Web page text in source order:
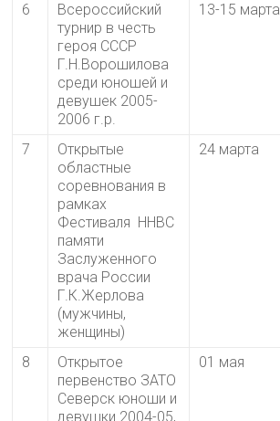
6
Всероссийский
турнир в честь
героя СССР
Г.Н.Ворошилова
среди юношей и
девушек 2005-
2006 г.р.
13-15 марта
7
Открытые
областные
соревнования в
рамках
Фестиваля ННВС
памяти
Заслуженного
врача России
Г.К.Жерлова
(мужчины,
женщины)
24 марта
8
Открытое
первенство ЗАТО
Северск юноши и
девушки 2004-05,
01 мая